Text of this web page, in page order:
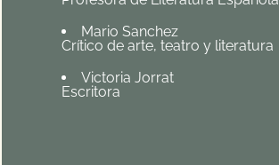
Mario Sanchez
Crítico de arte, teatro y literatura
Victoria Jorrat
Escritora